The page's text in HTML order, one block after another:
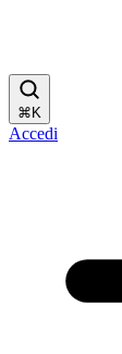
⌘ K
Accedi